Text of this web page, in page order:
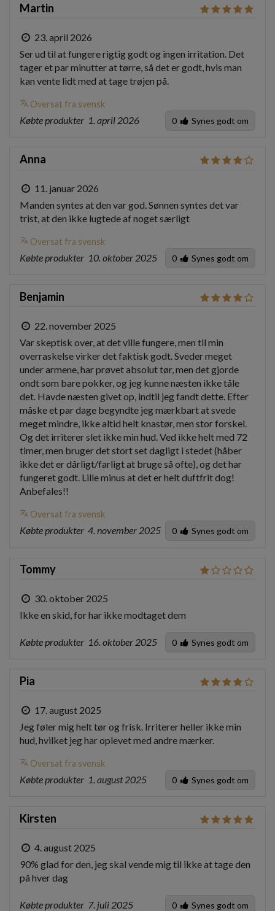
Martin
23. april 2026
Ser ud til at fungere rigtig godt og ingen irritation. Det
tager et par minutter at tørre, så det er godt, hvis man
kan vente lidt med at tage trøjen på.
translate Oversat fra svensk
Købte produkter 1. april 2026 0 Synes godt om
Anna
11. januar 2026
Manden syntes at den var god. Sønnen syntes det var
trist, at den ikke lugtede af noget særligt
translate Oversat fra svensk
Købte produkter 10. oktober 2025 0 Synes godt om
Benjamin
22. november 2025
Var skeptisk over, at det ville fungere, men til min
overraskelse virker det faktisk godt. Sveder meget
under armene, har prøvet absolut tør, men det gjorde
ondt som bare pokker, og jeg kunne næsten ikke tåle
det. Havde næsten givet op, indtil jeg fandt dette. Efter
måske et par dage begyndte jeg mærkbart at svede
meget mindre, ikke altid helt knastør, men stor forskel.
Og det irriterer slet ikke min hud. Ved ikke helt med 72
timer, men bruger det stort set dagligt i stedet (håber
ikke det er dårligt/farligt at bruge så ofte), og det har
fungeret godt. Lille minus at det er helt duftfrit dog!
Anbefales!!
translate Oversat fra svensk
Købte produkter 4. november 2025 0 Synes godt om
Tommy
30. oktober 2025
Ikke en skid, for har ikke modtaget dem
Købte produkter 16. oktober 2025 0 Synes godt om
Pia
17. august 2025
Jeg føler mig helt tør og frisk. Irriterer heller ikke min
hud, hvilket jeg har oplevet med andre mærker.
translate Oversat fra svensk
Købte produkter 1. august 2025 0 Synes godt om
Kirsten
4. august 2025
90% glad for den, jeg skal vende mig til ikke at tage den
på hver dag
Købte produkter 7. juli 2025 0 Synes godt om